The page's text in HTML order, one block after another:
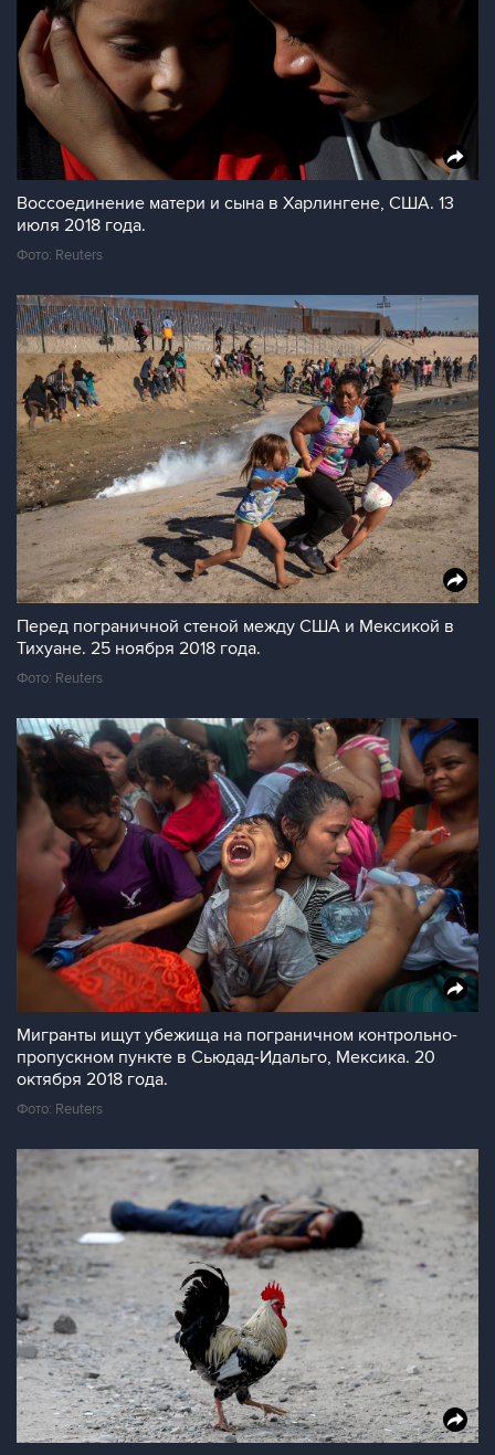
Воссоединение матери и сына в Харлингене, США. 13
июля 2018 года.
Фото: Reuters
Перед пограничной стеной между США и Мексикой в
Тихуане. 25 ноября 2018 года.
Фото: Reuters
Мигранты ищут убежища на пограничном контрольно-
пропускном пункте в Сьюдад-Идальго, Мексика. 20
октября 2018 года.
Фото: Reuters